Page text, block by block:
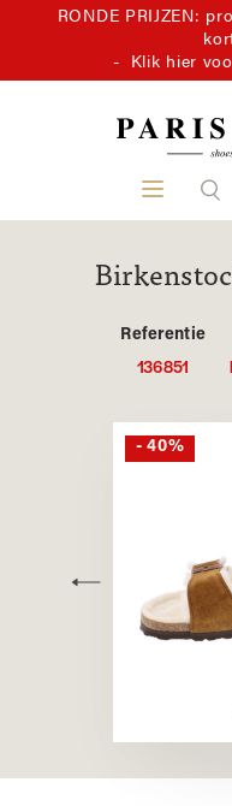
RONDE PRIJZEN:
- Klik hier
Referentie
136851
- 40%